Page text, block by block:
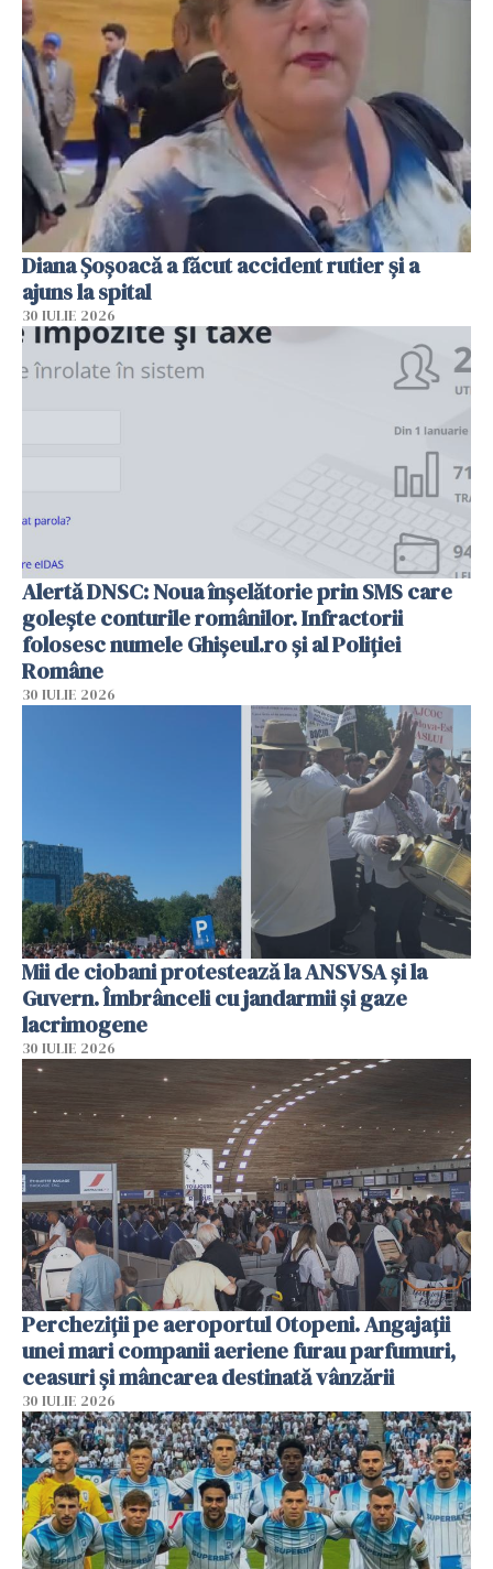
Diana Șoșoacă a făcut accident rutier și a
ajuns la spital
30 IULIE 2026
Alertă DNSC: Noua înșelătorie prin SMS care
golește conturile românilor. Infractorii
folosesc numele Ghișeul.ro și al Poliției
Române
30 IULIE 2026
Mii de ciobani protestează la ANSVSA și la
Guvern. Îmbrânceli cu jandarmii și gaze
lacrimogene
30 IULIE 2026
Percheziții pe aeroportul Otopeni. Angajații
unei mari companii aeriene furau parfumuri,
ceasuri și mâncarea destinată vânzării
30 IULIE 2026